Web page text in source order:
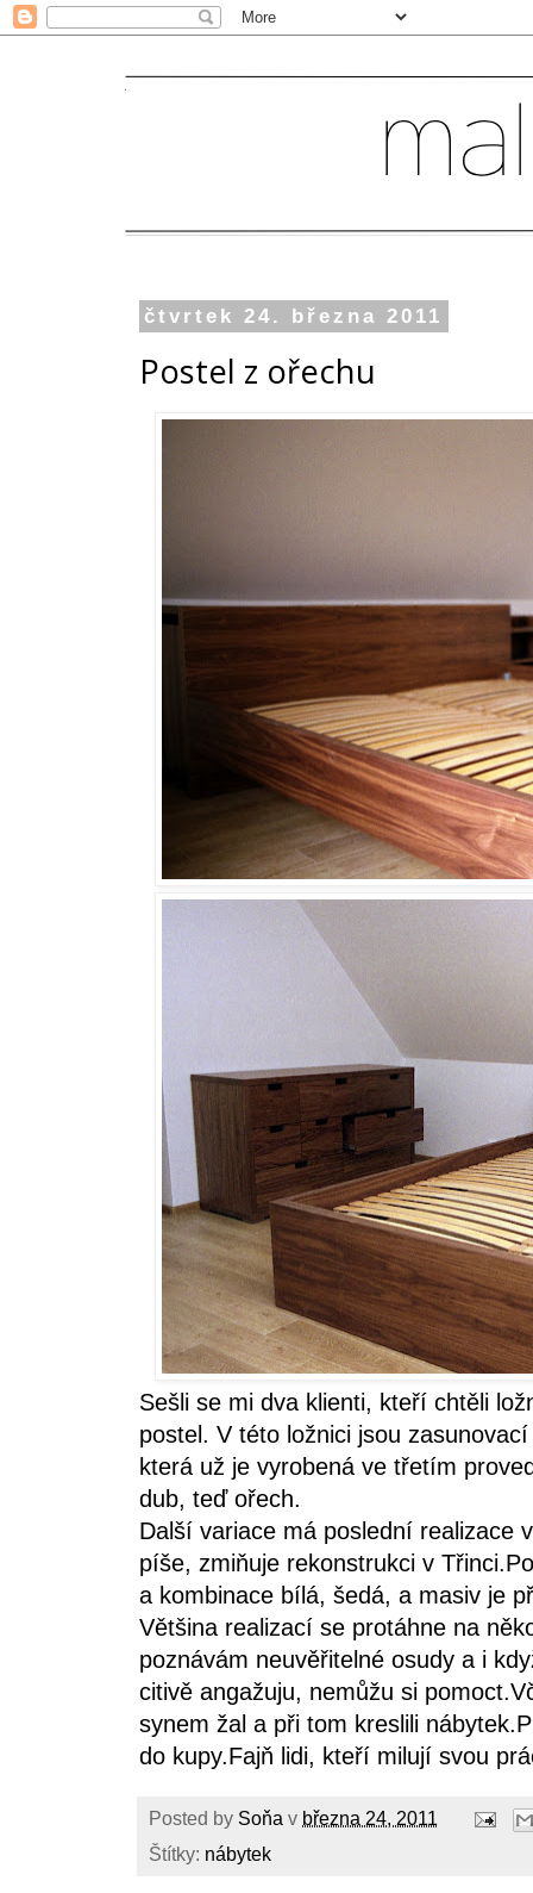
čtvrtek 24. března 2011
Postel z ořechu
Sešli se mi dva klienti, kteří chtěli
postel. V této ložnici jsou
která už je vyrobená ve třetím
dub, teď ořech.
Další variace má poslední realizace
píše, zmiňuje rekonstrukci v
a kombinace bílá, šedá, a masiv je
Většina realizací se protáhne na
poznávám neuvěřitelné osudy a i
citivě angažuju, nemůžu si
synem žal a při tom kreslili
do kupy.Fajň lidi, kteří milují svou
Posted by Soňa v března 24, 2011
Štítky: nábytek